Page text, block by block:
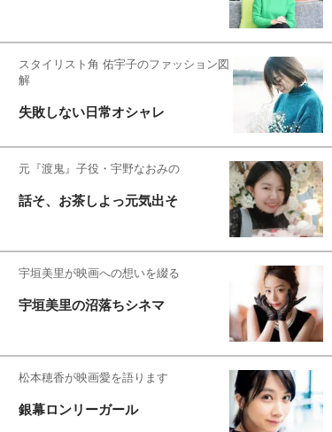
スタイリスト角 佑宇子のファッション図
解
失敗しない日常オシャレ
元『渡鬼』子役・宇野なおみの
話そ、お茶しよっ元気出そ
宇垣美里が映画への想いを綴る
宇垣美里の沼落ちシネマ
松本穂香が映画愛を語ります
銀幕ロンリーガール